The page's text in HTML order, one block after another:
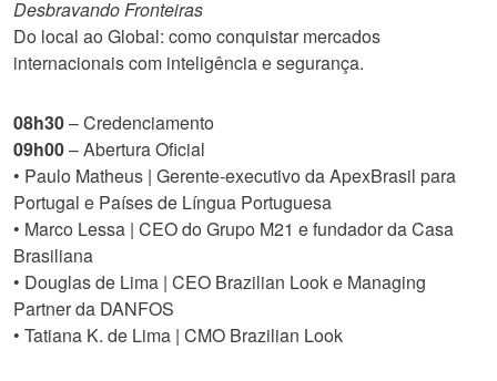
Desbravando Fronteiras
Do local ao Global: como conquistar mercados
internacionais com inteligência e segurança.
08h30– Credenciamento
09h00– Abertura Oficial
• Paulo Matheus | Gerente-executivo da ApexBrasil para
Portugal e Países de Língua Portuguesa
• Marco Lessa | CEO do Grupo M21 e fundador da Casa
Brasiliana
• Douglas de Lima | CEO Brazilian Look e Managing
Partner da DANFOS
• Tatiana K. de Lima | CMO Brazilian Look